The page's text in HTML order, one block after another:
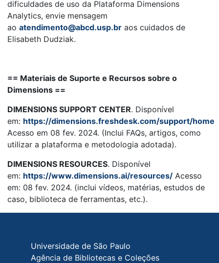
dificuldades de uso da Plataforma Dimensions
Analytics, envie mensagem
ao atendimento@abcd.usp.br aos cuidados de
Elisabeth Dudziak.
== Materiais de Suporte e Recursos sobre o
Dimensions ==
DIMENSIONS SUPPORT CENTER. Disponível
em: https://dimensions.freshdesk.com/support/home
Acesso em 08 fev. 2024. (Inclui FAQs, artigos, como
utilizar a plataforma e metodologia adotada).
DIMENSIONS RESOURCES. Disponível
em: https://www.dimensions.ai/resources/ Acesso
em: 08 fev. 2024. (inclui vídeos, matérias, estudos de
caso, biblioteca de ferramentas, etc.).
Rodapé do site
Universidade de São Paulo
Agência de Bibliotecas e Coleções